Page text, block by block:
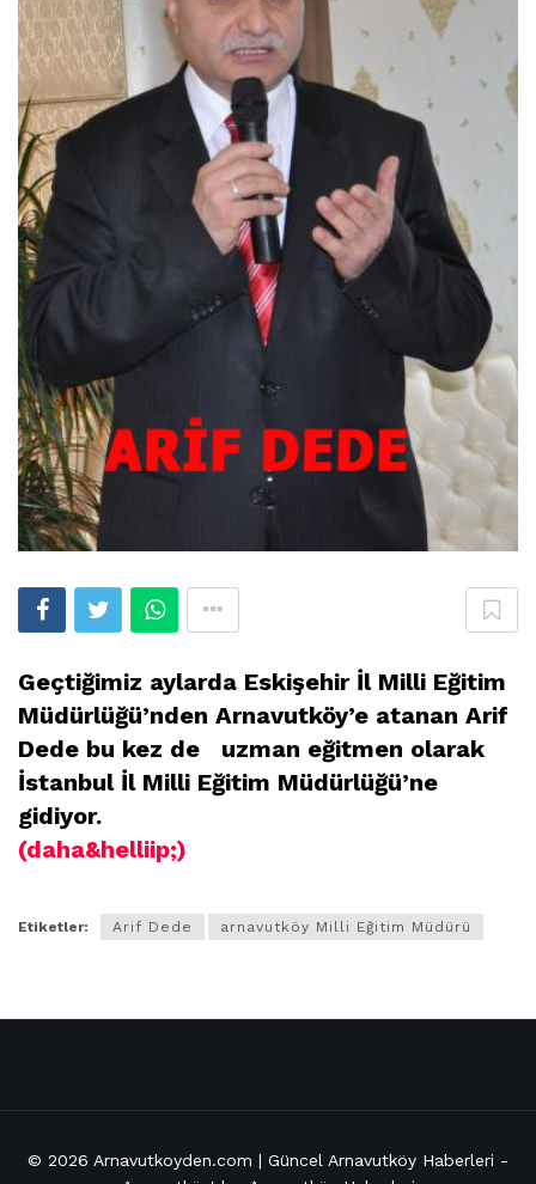
Geçtiğimiz aylarda Eskişehir İl Milli Eğitim
Müdürlüğü’nden Arnavutköy’e atanan Arif
Dede bu kez de uzman eğitmen olarak
İstanbul İl Milli Eğitim Müdürlüğü’ne
gidiyor.
(daha&helliip;)
Etiketler: Arif Dede arnavutköy Milli Eğitim Müdürü
© 2026 Arnavutkoyden.com | Güncel Arnavutköy Haberleri -